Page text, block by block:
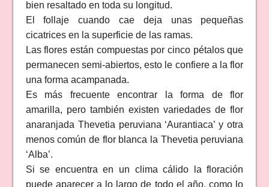
bien resaltado en toda su longitud.
El follaje cuando cae deja unas pequeñas
cicatrices en la superficie de las ramas.
Las flores están compuestas por cinco pétalos que
permanecen semi-abiertos, esto le confiere a la flor
una forma acampanada.
Es más frecuente encontrar la forma de flor
amarilla, pero también existen variedades de flor
anaranjada Thevetia peruviana ‘Aurantiaca’ y otra
menos común de flor blanca la Thevetia peruviana
‘Alba’.
Si se encuentra en un clima cálido la floración
puede aparecer a lo largo de todo el año, como lo